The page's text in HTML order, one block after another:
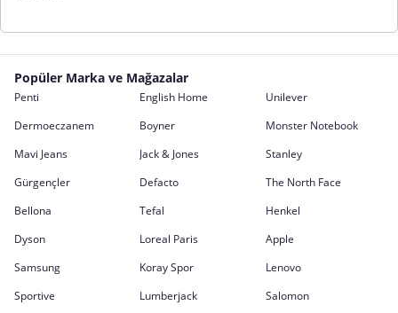
Popüler Marka ve Mağazalar
Penti English Home
Unilever
Dermoeczanem
Boyner
Monster Notebook
Mavi Jeans
Jack & Jones
Stanley
Gürgençler
Defacto
The North Face
Bellona
Tefal
Henkel
Dyson
Loreal Paris
Apple
Samsung
Koray Spor
Lenovo
Sportive
Lumberjack
Salomon